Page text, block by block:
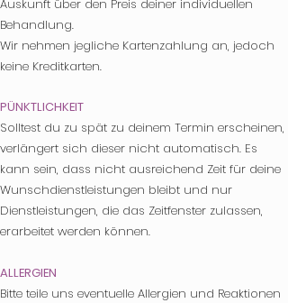
Auskunft über den Preis deiner individuellen
Behandlung.
Wir nehmen jegliche Kartenzahlung an, jedoch
keine Kreditkarten.
PÜNKTLICHKEIT
Solltest du zu spät zu deinem Termin erscheinen,
verlängert sich dieser nicht automatisch. Es
kann sein, dass nicht ausreichend Zeit für deine
Wunschdienstleistungen bleibt und nur
Dienstleistungen, die das Zeitfenster zulassen,
erarbeitet werden können.
ALLERGIEN
Bitte teile uns eventuelle Allergien und Reaktionen